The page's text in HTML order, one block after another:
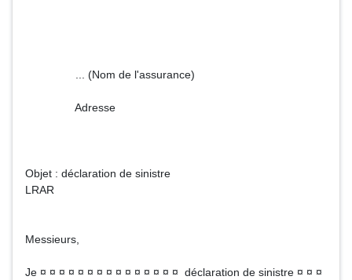
... (Nom de l'assurance)
Adresse
Objet : déclaration de sinistre
LRAR
Messieurs,
Je ¤ ¤ ¤ ¤ ¤ ¤ ¤ ¤ ¤ ¤ ¤ ¤ ¤ ¤ ¤ déclaration de sinistre ¤ ¤ ¤